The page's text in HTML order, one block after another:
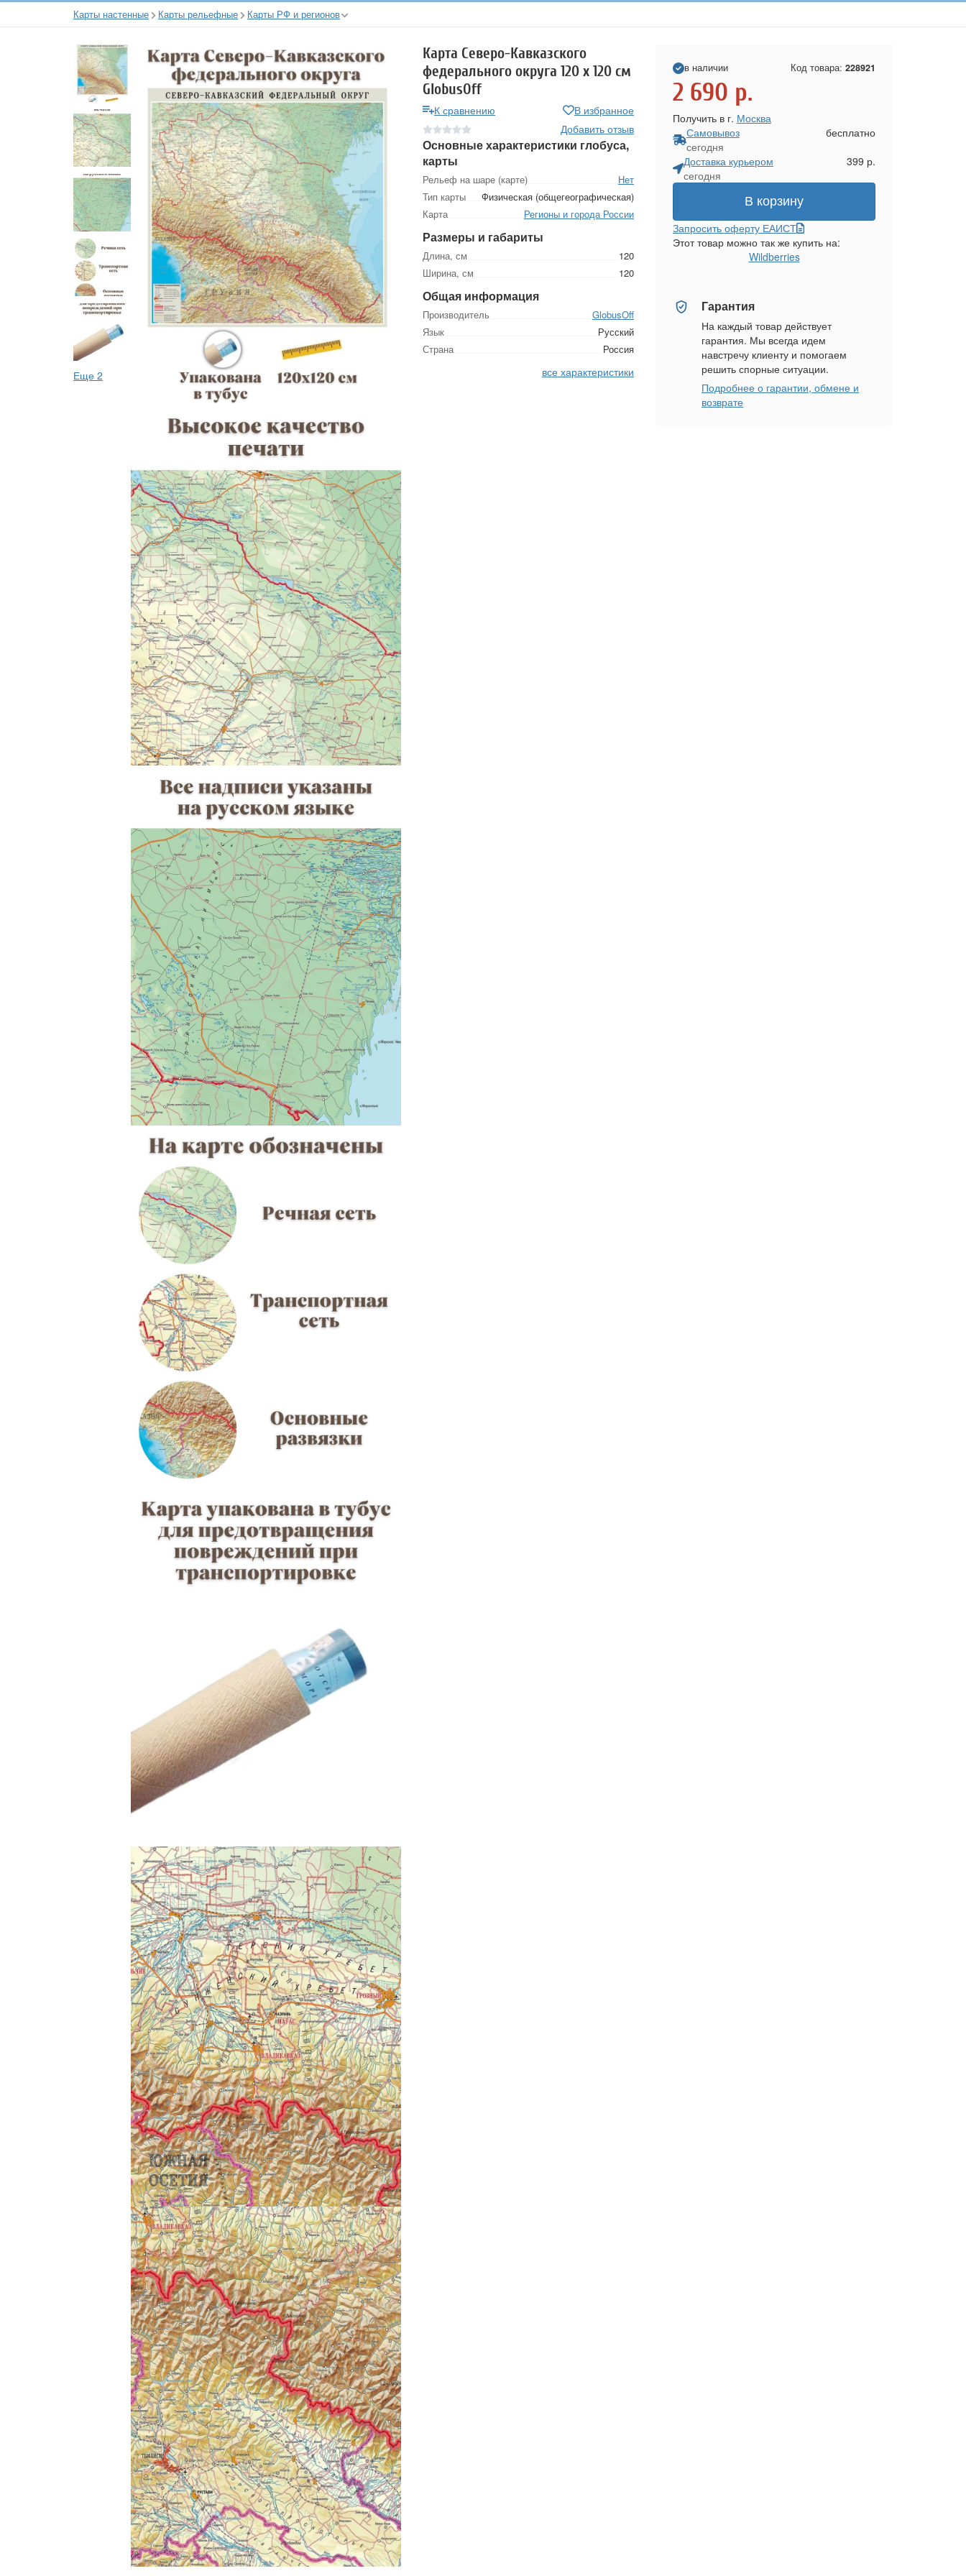
Карты настенные Карты рельефные Карты РФ и регионов
Еще 2
Карта Северо-Кавказского
федерального округа 120 х 120 см
GlobusOff
К сравнению
В избранное
Добавить отзыв
Основные характеристики глобуса,
карты
Рельеф на шаре (карте)
Нет
Тип карты
Физическая (общегеографическая)
Карта
Регионы и города России
Размеры и габариты
Длина, см
120
Ширина, см
120
Общая информация
Производитель
GlobusOff
Язык
Русский
Страна
Россия
все характеристики
в наличии Код товара: 228921
2 690 р.
Получить в г. Москва
Самовывоз
сегодня
бесплатно
Доставка курьером
сегодня
399 р.
В корзину
Запросить оферту ЕАИСТ
Этот товар можно так же купить на:
Wildberries
Гарантия
На каждый товар действует
гарантия. Мы всегда идем
навстречу клиенту и помогаем
решить спорные ситуации.
Подробнее о гарантии, обмене и
возврате